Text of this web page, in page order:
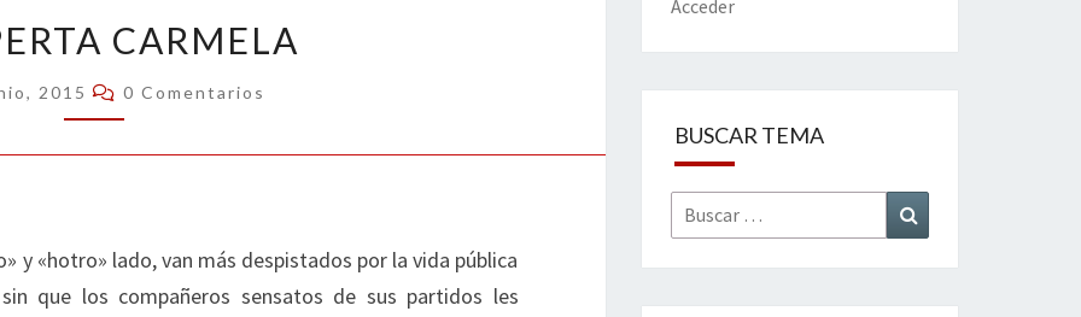
CARMELA
CARMELA
2015 Comentarios
0 Comentarios
y «hotro» lado, van más despistados por la vida pública
que los compañeros sensatos de sus partidos les
Acceder
BUSCAR TEMA
Buscar
por: